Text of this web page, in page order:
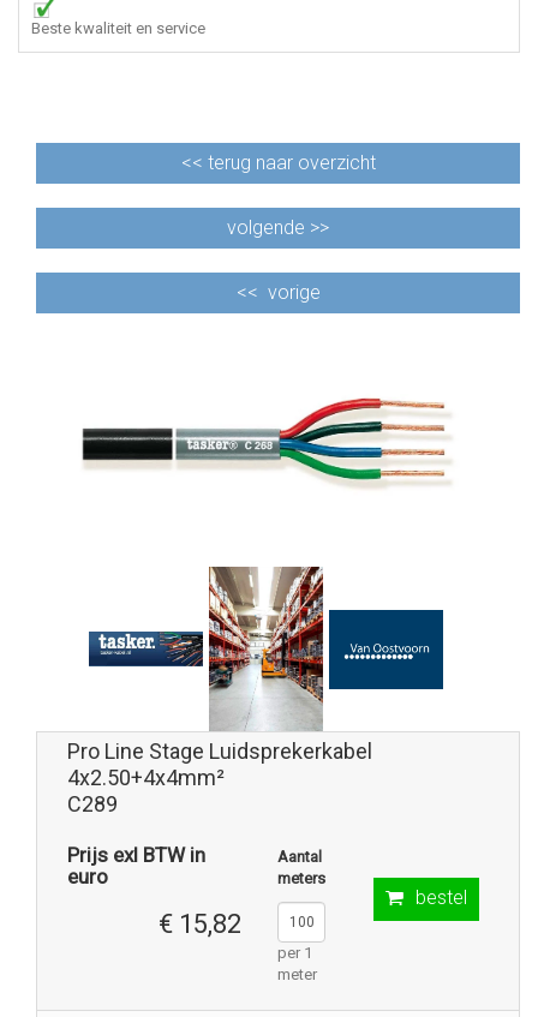
Beste kwaliteit en service
<< terug naar overzicht
volgende >>
<< vorige
Pro Line Stage Luidsprekerkabel
4x2.50+4x4mm²
C289
Prijs exl BTW in
euro
€ 15,82
Aantal
meters
per 1
meter
bestel